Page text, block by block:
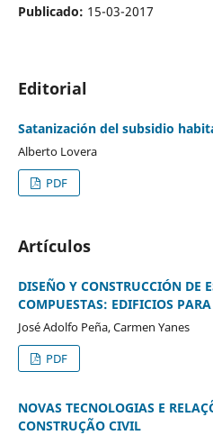
Publicado: 15-03-2017
Editorial
Satanización del subsidio
Alberto Lovera
PDF
Artículos
DISEÑO Y CONSTRUCCIÓN DE
COMPUESTAS: EDIFICIOS
José Adolfo Peña, Carmen Yanes
PDF
NOVAS TECNOLOGIAS E
CONSTRUÇÃO CIVIL